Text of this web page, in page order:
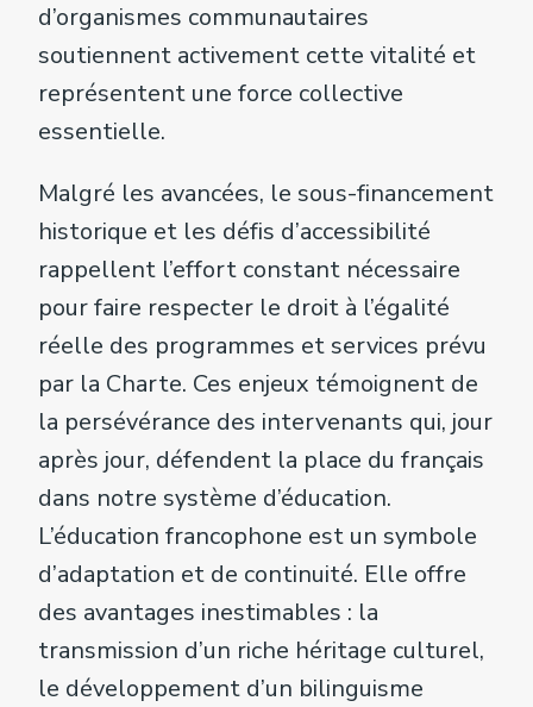
d’orga­nismes communautaires
soutiennent activement cette vitalité et
représentent une force collective
essentielle.
Malgré les avancées, le sous-financement
historique et les défis d’accessibilité
rappellent l’effort constant nécessaire
pour faire respecter le droit à l’égalité
réelle des programmes et services prévu
par la Charte. Ces enjeux témoignent de
la persévérance des intervenants qui, jour
après jour, défendent la place du français
dans notre système d’éducation.
L’éducation francophone est un symbole
d’adaptation et de continuité. Elle offre
des avantages inestimables : la
transmission d’un riche héritage culturel,
le développement d’un bilinguisme